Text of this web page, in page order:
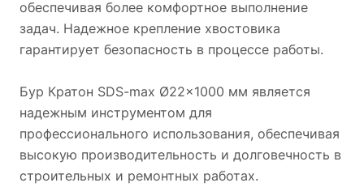
обеспечивая более комфортное выполнение
задач. Надежное крепление хвостовика
гарантирует безопасность в процессе работы.
Бур Кратон SDS-max Ø22x1000 мм является
надежным инструментом для
профессионального использования, обеспечивая
высокую производительность и долговечность в
строительных и ремонтных работах.